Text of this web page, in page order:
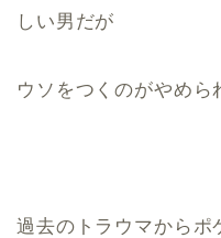
しい男だが
ウソをつくのがやめら
過去のトラウマからポ